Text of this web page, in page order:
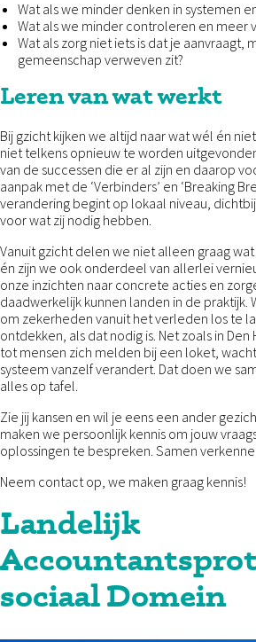
Wat als we minder denken in systemen
Wat als we minder controleren en meer
Wat als zorg niet iets is dat je aanvraagt,
gemeenschap verweven zit?
Leren van wat werkt
Bij gzicht kijken we altijd naar wat wél én
niet telkens opnieuw te worden
van de successen die er al zijn en daarop
aanpak met de ‘Verbinders’ en ‘Breaking
verandering begint op lokaal niveau,
voor wat zij nodig hebben.
Vanuit gzicht delen we niet alleen graag
én zijn we ook onderdeel van allerlei
onze inzichten naar concrete acties en
daadwerkelijk kunnen landen in de praktijk.
om zekerheden vanuit het verleden los te
ontdekken, als dat nodig is. Net zoals in
tot mensen zich melden bij een loket,
systeem vanzelf verandert. Dat doen we
alles op tafel.
Zie jij kansen en wil je eens een ander
maken we persoonlijk kennis om jouw
oplossingen te bespreken. Samen
Neem contact op, we maken graag kennis!
Landelijk
sociaal Domein